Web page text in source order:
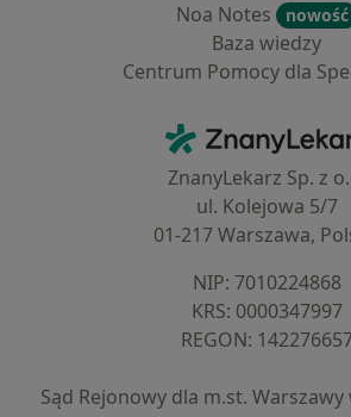
Noa Notes
nowość
Baza wiedzy
Centrum Pomocy dla
ZnanyLekarz Sp. z
ul. Kolejowa 5/7
01-217 Warszawa,
NIP: ⁠7010224868
KRS: ⁠0000347997
REGON:
Sąd Rejonowy dla m.st. Warszawy